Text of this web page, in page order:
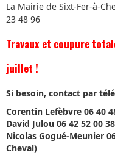
La Mairie de Sixt-Fer-à-
23 48 96
Travaux et coupure
juillet !
Si besoin, contact par
Corentin Lefèbvre 06 40
David Julou 06 42 52 00
Nicolas Gogué-Meunier
Cheval)